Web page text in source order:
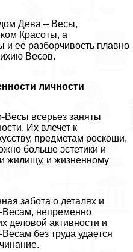
Дева – Весы,
Красоты, а
и ее разборчивость плавно
Весов.
личности
Весы всерьез заняты
Их влечет к
предметам роскоши,
больше эстетики и
жилищу, и жизненному
забота о деталях и
Весам, непременно
деловой активности и
без труда удается